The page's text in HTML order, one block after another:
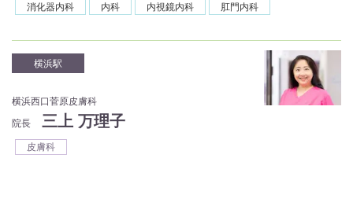
消化器内科 内科 内視鏡内科 肛門内科
横浜駅
横浜西口菅原皮膚科
院長
三上 万理子
皮膚科